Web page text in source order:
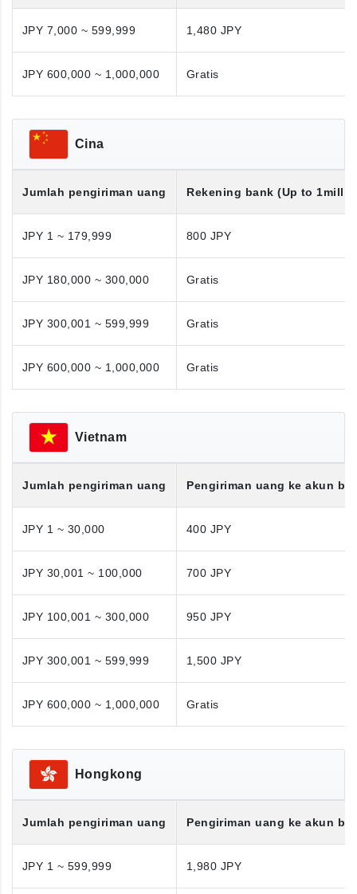
JPY 7,000 ~ 599,999 1,480 JPY
JPY 600,000 ~ 1,000,000 Gratis
Cina
Jumlah pengiriman uang Rekening bank (Up to
JPY 1 ~ 179,999 800 JPY
JPY 180,000 ~ 300,000 Gratis
JPY 300,001 ~ 599,999 Gratis
JPY 600,000 ~ 1,000,000 Gratis
Vietnam
Jumlah pengiriman uang Pengiriman uang ke akun
JPY 1 ~ 30,000 400 JPY
JPY 30,001 ~ 100,000 700 JPY
JPY 100,001 ~ 300,000 950 JPY
JPY 300,001 ~ 599,999 1,500 JPY
JPY 600,000 ~ 1,000,000 Gratis
Hongkong
Jumlah pengiriman uang Pengiriman uang ke akun
JPY 1 ~ 599,999 1,980 JPY